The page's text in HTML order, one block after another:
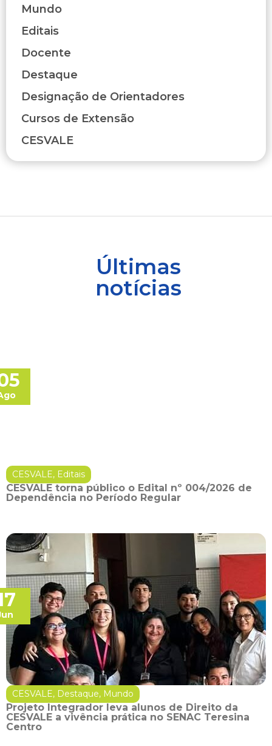
Mundo
Editais
Docente
Destaque
Designação de Orientadores
Cursos de Extensão
CESVALE
Últimas
notícias
CESVALE, Editais
CESVALE torna público o Edital nº 004/2026 de
Dependência no Período Regular
CESVALE, Destaque, Mundo
Projeto Integrador leva alunos de Direito da
CESVALE a vivência prática no SENAC Teresina
Centro